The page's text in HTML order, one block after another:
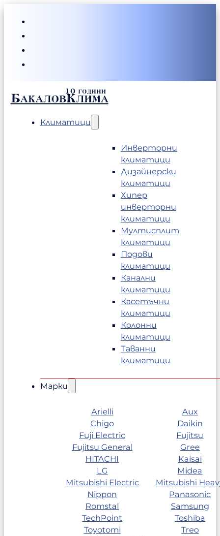
БакаловКлима
Климатици
Инверторни
климатици
Дизайнерски
климатици
Хипер
инверторни
климатици
Мултисплит
климатици
Подови
климатици
Канални
климатици
Касетъчни
климатици
Колонни
климатици
Таванни
климатици
Марки
Arielli
Aux
Chigo
Daikin
Fuji Electric
Fujitsu
Fujitsu General
Gree
HITACHI
Kaisai
LG
Midea
Mitsubishi Electric
Mitsubishi
Nippon
Panasonic
Romstal
Samsung
TechPoint
Toshiba
Toyotomi
Treo